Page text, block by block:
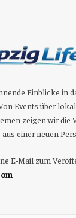
Einblicke in
Events über
zeigen wir die
einer neuen
E-Mail zum